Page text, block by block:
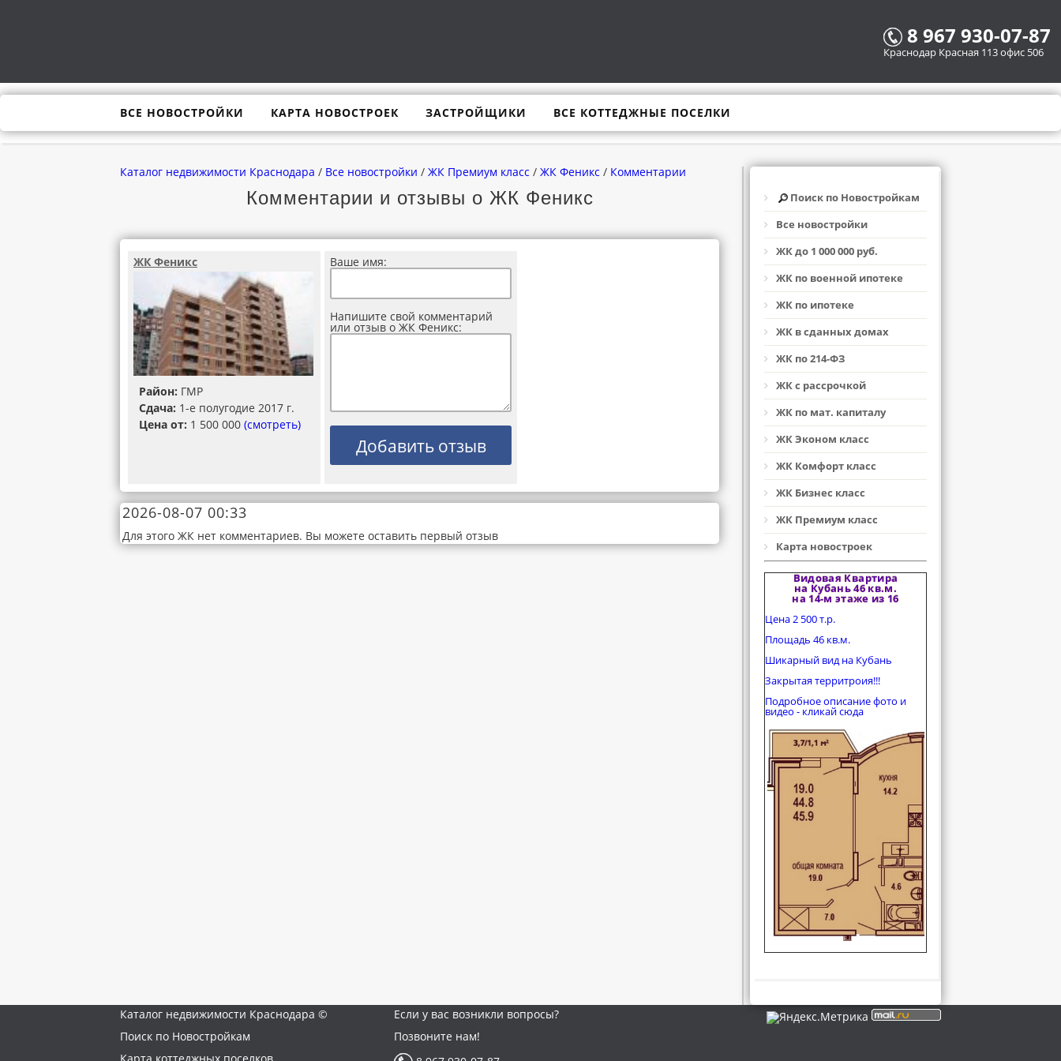
8 967 930-07-87
Краснодар Красная 113 офис 506
ВСЕ НОВОСТРОЙКИ КАРТА НОВОСТРОЕК ЗАСТРОЙЩИКИ ВСЕ КОТТЕДЖНЫЕ ПОСЕЛКИ
Каталог недвижимости Краснодара / Все новостройки / ЖК Премиум класс / ЖК Феникс / Комментарии
Комментарии и отзывы о ЖК Феникс
ЖК Феникс
Район: ГМР
Сдача: 1-е полугодие 2017 г.
Цена от: 1 500 000 (смотреть)
Ваше имя:
Напишите свой комментарий
или отзыв о ЖК Феникс:
2026-08-07 00:33
Для этого ЖК нет комментариев. Вы можете оставить первый отзыв
Поиск по Новостройкам
Все новостройки
ЖК до 1 000 000 руб.
ЖК по военной ипотеке
ЖК по ипотеке
ЖК в сданных домах
ЖК по 214-ФЗ
ЖК с рассрочкой
ЖК по мат. капиталу
ЖК Эконом класс
ЖК Комфорт класс
ЖК Бизнес класс
ЖК Премиум класс
Карта новостроек
Видовая Квартира
на Кубань 46 кв.м.
на 14-м этаже из 16
Цена 2 500 т.р.
Площадь 46 кв.м.
Шикарный вид на Кубань
Закрытая территроия!!!
Подробное описание фото и
видео - кликай сюда
Каталог недвижимости Краснодара ©
Поиск по Новостройкам
Если у вас возникли вопросы?
Позвоните нам!